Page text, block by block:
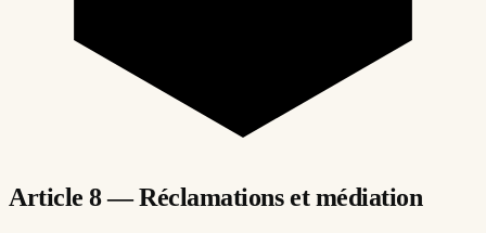
Article 8 — Réclamations et médiation